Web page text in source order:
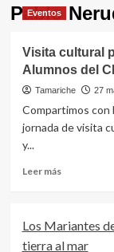
Pablo
Eventos
Visita cultural
Alumnos del
Tamariche 27
Compartimos con
jornada de visita
y...
Leer másLeer
cultural
por
Los Mariantes
tierra al mar